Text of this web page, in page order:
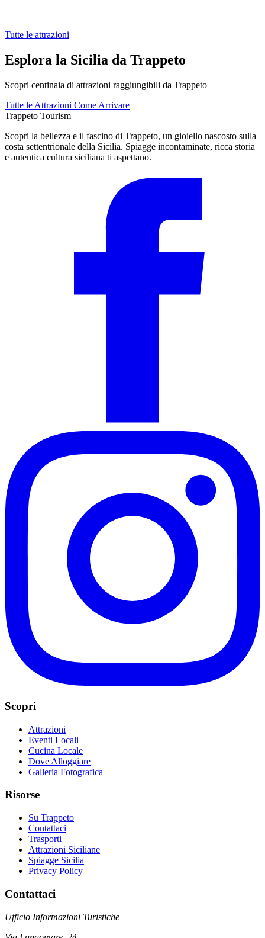
Tutte le attrazioni
Esplora la Sicilia da Trappeto
Scopri centinaia di attrazioni raggiungibili da Trappeto
Tutte le Attrazioni Come Arrivare
Trappeto Tourism
Scopri la bellezza e il fascino di Trappeto, un gioiello nascosto sulla
costa settentrionale della Sicilia. Spiagge incontaminate, ricca storia
e autentica cultura siciliana ti aspettano.
Scopri
Attrazioni
Eventi Locali
Cucina Locale
Dove Alloggiare
Galleria Fotografica
Risorse
Su Trappeto
Contattaci
Trasporti
Attrazioni Siciliane
Spiagge Sicilia
Privacy Policy
Contattaci
Ufficio Informazioni Turistiche